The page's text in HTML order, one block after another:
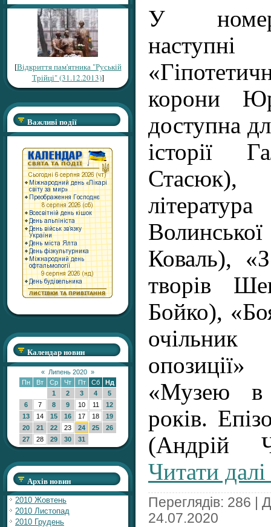
[Відкриття пам'ятника "Руській
Трійці" (31.12.2013)]
Важливі події
Календар новин
« Липень 2020 »
Пн
Вт Ср Чт Пт Сб
Нд
1
2 3 4
5
6
7 8 9 10 11
12
13
14 15 16 17 18
19
20
21 22 23 24 25
26
27
28 29 30 31
Архів новин
2010 Жовтень
2010 Листопад
2010 Грудень
У
корони
доступна
історії
Коваль),
творів
Бойко),
«Музею
років.
(Андрій
Читати
Переглядів: 286 |
24.07.2020